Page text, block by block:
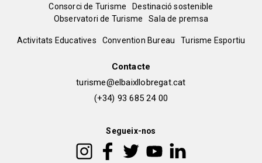
Menú
del
Consorci de Turisme
Destinació sostenible
Observatori de Turisme
Sala de premsa
Peu
Activitats Educatives Convention Bureau Turisme Esportiu
Contacte
turisme@elbaixllobregat.cat
(+34) 93 685 24 00
Segueix-nos